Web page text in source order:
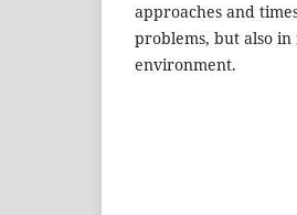
approaches and
problems, but also
environment.